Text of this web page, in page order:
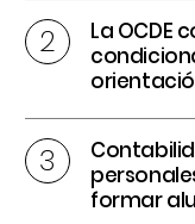
La OCDE
formar